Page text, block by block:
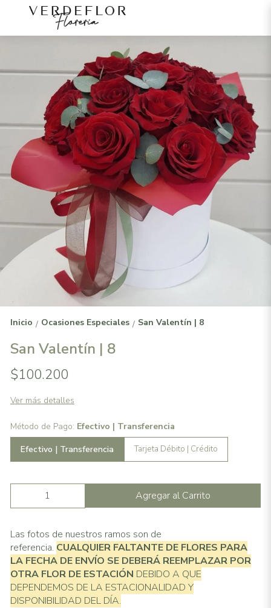
Inicio / Ocasiones Especiales / San Valentín | 8
San Valentín | 8
$100.200
Ver más detalles
Método de Pago: Efectivo | Transferencia
Efectivo | Transferencia
Tarjeta Débito | Crédito
Agregar al Carrito
Las fotos de nuestros ramos son de
referencia. CUALQUIER FALTANTE DE FLORES PARA
LA FECHA DE ENVÍO SE DEBERÁ REEMPLAZAR POR
OTRA FLOR DE ESTACIÓN DEBIDO A QUE
DEPENDEMOS DE LA ESTACIONALIDAD Y
DISPONIBILIDAD DEL DÍA.